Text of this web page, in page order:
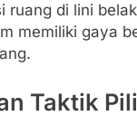
ruang di lini
memiliki gaya
Taktik